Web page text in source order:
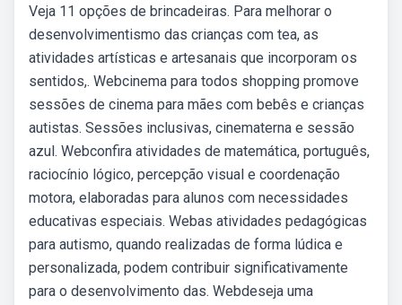
Veja 11 opções de brincadeiras. Para melhorar o
desenvolvimentismo das crianças com tea, as
atividades artísticas e artesanais que incorporam os
sentidos,. Webcinema para todos shopping promove
sessões de cinema para mães com bebês e crianças
autistas. Sessões inclusivas, cinematerna e sessão
azul. Webconfira atividades de matemática, português,
raciocínio lógico, percepção visual e coordenação
motora, elaboradas para alunos com necessidades
educativas especiais. Webas atividades pedagógicas
para autismo, quando realizadas de forma lúdica e
personalizada, podem contribuir significativamente
para o desenvolvimento das. Webdeseja uma